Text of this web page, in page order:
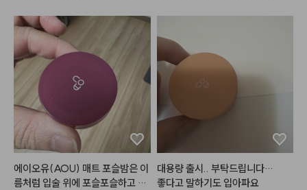
엄청 쿨하지도 웜하지도 않은 뉴트
럴한 혈색 음영? 느낌이에요!!
붉은 색이라 많이 바르진 않는데 트
임 라이너로 뒷트임 그리고 이거 조
금 써서 풀어주면 울먹한 느낌이라
분위기 있어요.
스미듯이 발색돼서 눈두덩이 쪽도
이걸로 살짝 음영처럼 넣으면 부담
스럽지 않고 괜찮은 것 같아요.
에이오유(AOU) 매트 포슬밤은 이
름처럼 입술 위에 포슬포슬하고 부
대용량 출시.. 부탁드립니다…
좋다고 말하기도 입아파요